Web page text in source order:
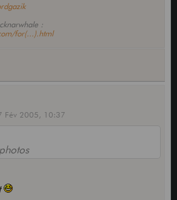
:
for(...).html
Fév 2005, 10:37